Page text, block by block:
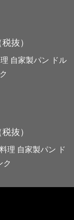
抜）
自家製パン ドル
抜）
理 自家製パン ド
ク